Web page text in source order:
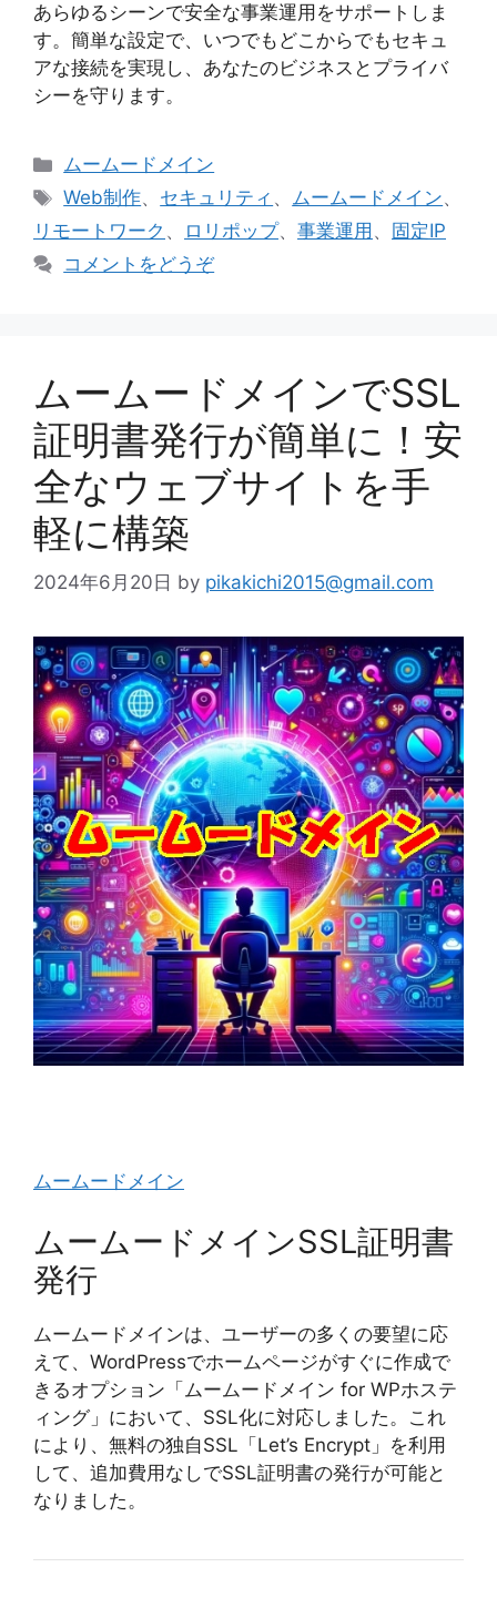
あらゆるシーンで安全な事業運用をサポートしま
す。簡単な設定で、いつでもどこからでもセキュ
アな接続を実現し、あなたのビジネスとプライバ
シーを守ります。
カ
テ
リ
ー
ムームードメイン
タ
グ
Web制作、 セキュリティ 、 ムームードメイン、
リモートワーク 、 ロリポップ、 事業運用 、 固定IP
コメントをどうぞ
ムームードメインでSSL
証明書発行が簡単に！安
全なウェブサイトを手
軽に構築
2024年6月20日 by pikakichi2015@gmail.com
ムームードメイン
ムームードメインSSL証明書
発行
ムームードメインは、ユーザーの多くの要望に応
えて、WordPressでホームページがすぐに作成で
きるオプション「ムームードメイン for WPホステ
ィング」において、SSL化に対応しました。これ
により、無料の独自SSL「Let’s Encrypt」を利用
して、追加費用なしでSSL証明書の発行が可能と
なりました。